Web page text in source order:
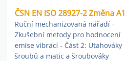
ČSN EN ISO 28927-2 Změna A1
Ruční mechanizovaná nářadí -
Zkušební metody pro hodnocení
emise vibrací - Část 2: Utahováky
šroubů a matic a šroubováky